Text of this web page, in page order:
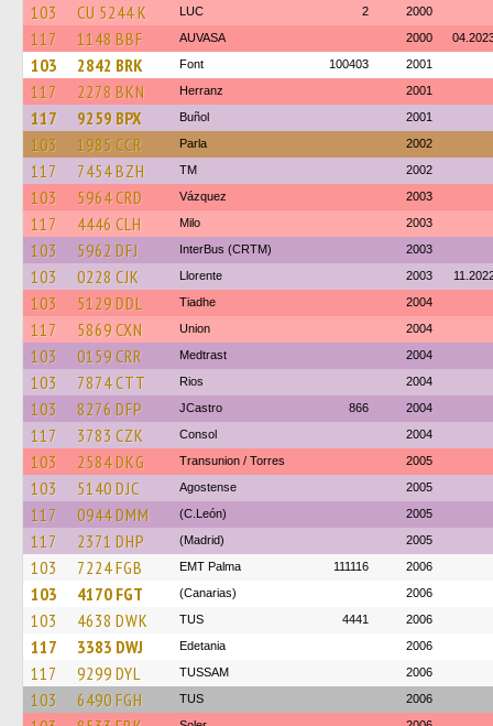
103 CU 5244 K LUC 2 2000
117 1148 BBF AUVASA 2000
103 2842 BRK Font 100403 2001
117 2278 BKN Herranz 2001
117 9259 BPX Buñol 2001
103 1985 CCR Parla 2002
117 7454 BZH TM 2002
103 5964 CRD Vázquez 2003
117 4446 CLH Milo 2003
103 5962 DFJ InterBus (CRTM) 2003
103 0228 CJK Llorente 2003
103 5129 DDL Tiadhe 2004
117 5869 CXN Union 2004
103 0159 CRR Medtrast 2004
103 7874 CTT Rios 2004
103 8276 DFP JCastro 866 2004
117 3783 CZK Consol 2004
103 2584 DKG Transunion / Torres 2005
103 5140 DJC Agostense 2005
117 0944 DMM (C.León) 2005
117 2371 DHP (Madrid) 2005
103 7224 FGB EMT Palma 111116 2006
103 4170 FGT (Canarias) 2006
103 4638 DWK TUS 4441 2006
117 3383 DWJ Edetania 2006
117 9299 DYL TUSSAM 2006
103 6490 FGH TUS 2006